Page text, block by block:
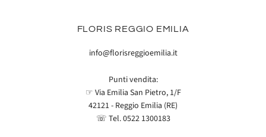
FLORIS REGGIO EMILIA
info@florisreggioemilia.it
Punti vendita:
☞ Via Emilia San Pietro, 1/F
42121 - Reggio Emilia (RE)
☏ Tel.0522 1300183